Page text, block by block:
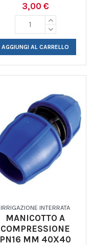
3,00 €
AGGIUNGI AL CARRELLO
IRRIGAZIONE INTERRATA
MANICOTTO A
COMPRESSIONE
PN16 MM 40X40